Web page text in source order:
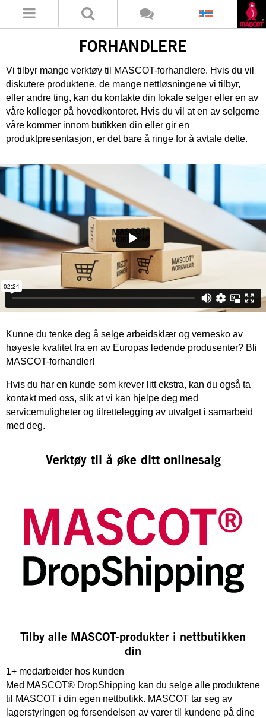
FORHANDLERE
Vi tilbyr mange verktøy til MASCOT-forhandlere. Hvis du vil
diskutere produktene, de mange nettløsningene vi tilbyr,
eller andre ting, kan du kontakte din lokale selger eller en av
våre kolleger på hovedkontoret. Hvis du vil at en av selgerne
våre kommer innom butikken din eller gir en
produktpresentasjon, er det bare å ringe for å avtale dette.
Kunne du tenke deg å selge arbeidsklær og vernesko av
høyeste kvalitet fra en av Europas ledende produsenter? Bli
MASCOT-forhandler!
Hvis du har en kunde som krever litt ekstra, kan du også ta
kontakt med oss, slik at vi kan hjelpe deg med
servicemuligheter og tilrettelegging av utvalget i samarbeid
med deg.
Verktøy til å øke ditt onlinesalg
Tilby alle MASCOT-produkter i nettbutikken
din
1+ medarbeider hos kunden
Med MASCOT® DropShipping kan du selge alle produktene
til MASCOT i din egen nettbutikk. MASCOT tar seg av
lagerstyringen og forsendelsen av varer til kundene på dine